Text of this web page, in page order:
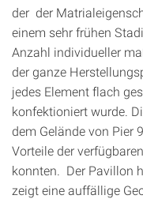
der der
einem sehr frühen
Anzahl individueller
der ganze
jedes Element flach
konfektioniert wurde.
dem Gelände von Pier
Vorteile der
konnten. Der Pavillon
zeigt eine auffällige